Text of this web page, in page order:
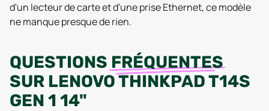
d'un lecteur de carte et d'une prise Ethernet, ce modèle
ne manque presque de rien.
QUESTIONS FRÉQUENTES
SUR LENOVO THINKPAD T14S
GEN 1 14"